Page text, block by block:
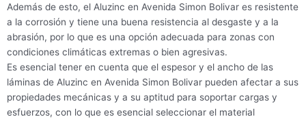
Además de esto, el Aluzinc en Avenida Simon Bolivar es resistente
a la corrosión y tiene una buena resistencia al desgaste y a la
abrasión, por lo que es una opción adecuada para zonas con
condiciones climáticas extremas o bien agresivas.
Es esencial tener en cuenta que el espesor y el ancho de las
láminas de Aluzinc en Avenida Simon Bolivar pueden afectar a sus
propiedades mecánicas y a su aptitud para soportar cargas y
esfuerzos, con lo que es esencial seleccionar el material